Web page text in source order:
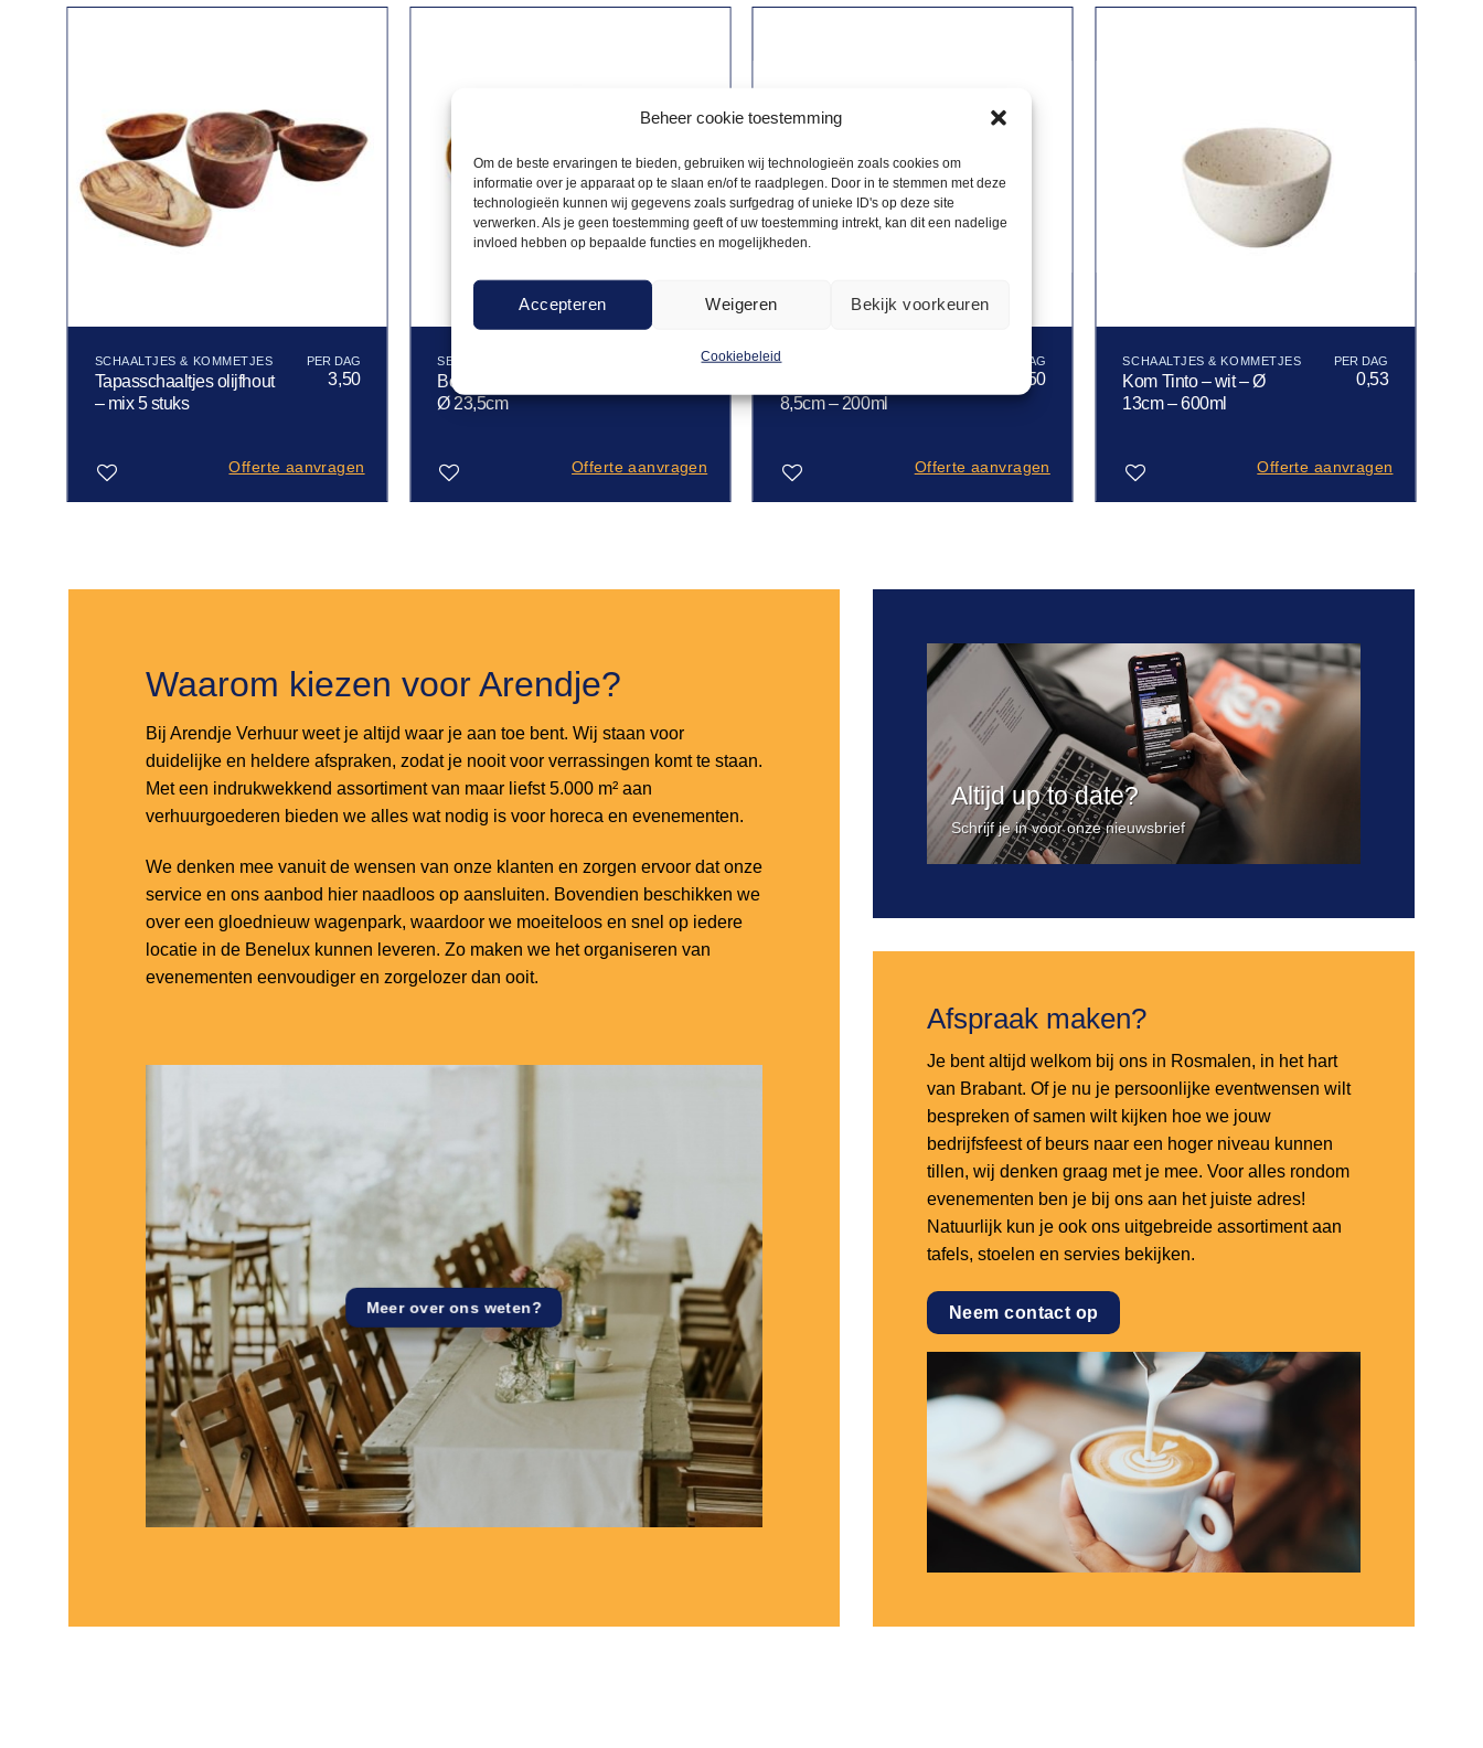
Beheer cookie toestemming
Om de beste ervaringen te bieden, gebruiken wij technologieën zoals cookies om
informatie over je apparaat op te slaan en/of te raadplegen. Door in te stemmen met deze
technologieën kunnen wij gegevens zoals surfgedrag of unieke ID's op deze site
verwerken. Als je geen toestemming geeft of uw toestemming intrekt, kan dit een nadelige
invloed hebben op bepaalde functies en mogelijkheden.
Accepteren Weigeren Bekijk voorkeuren
Cookiebeleid
SCHAALTJES & KOMMETJES
Tapasschaaltjes olijfhout
– mix 5 stuks
3,50
Offerte aanvragen
SERVIES JERSEY
Bord Jersey diep – grijs –
Ø 23,5cm
Offerte aanvragen
SCHAALTJES & KOMMETJES
8,5cm – 200ml
0,50
Offerte aanvragen
SCHAALTJES & KOMMETJES
Kom Tinto – wit – Ø
13cm – 600ml
0,53
Offerte aanvragen
Waarom kiezen voor Arendje?
Bij Arendje Verhuur weet je altijd waar je aan toe bent. Wij staan voor
duidelijke en heldere afspraken, zodat je nooit voor verrassingen komt te staan.
Met een indrukwekkend assortiment van maar liefst 5.000 m² aan
verhuurgoederen bieden we alles wat nodig is voor horeca en evenementen.
We denken mee vanuit de wensen van onze klanten en zorgen ervoor dat onze
service en ons aanbod hier naadloos op aansluiten. Bovendien beschikken we
over een gloednieuw wagenpark, waardoor we moeiteloos en snel op iedere
locatie in de Benelux kunnen leveren. Zo maken we het organiseren van
evenementen eenvoudiger en zorgelozer dan ooit.
Meer over ons weten?
Altijd up to date?
Schrijf je in voor onze nieuwsbrief
Afspraak maken?
Je bent altijd welkom bij ons in Rosmalen, in het hart
van Brabant. Of je nu je persoonlijke eventwensen wilt
bespreken of samen wilt kijken hoe we jouw
bedrijfsfeest of beurs naar een hoger niveau kunnen
tillen, wij denken graag met je mee. Voor alles rondom
evenementen ben je bij ons aan het juiste adres!
Natuurlijk kun je ook ons uitgebreide assortiment aan
tafels, stoelen en servies bekijken.
Neem contact op